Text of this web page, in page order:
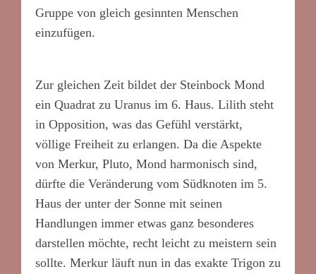
Gruppe von gleich gesinnten Menschen
einzufügen.
Zur gleichen Zeit bildet der Steinbock Mond
ein Quadrat zu Uranus im 6. Haus. Lilith steht
in Opposition, was das Gefühl verstärkt,
völlige Freiheit zu erlangen. Da die Aspekte
von Merkur, Pluto, Mond harmonisch sind,
dürfte die Veränderung vom Südknoten im 5.
Haus der unter der Sonne mit seinen
Handlungen immer etwas ganz besonderes
darstellen möchte, recht leicht zu meistern sein
sollte. Merkur läuft nun in das exakte Trigon zu